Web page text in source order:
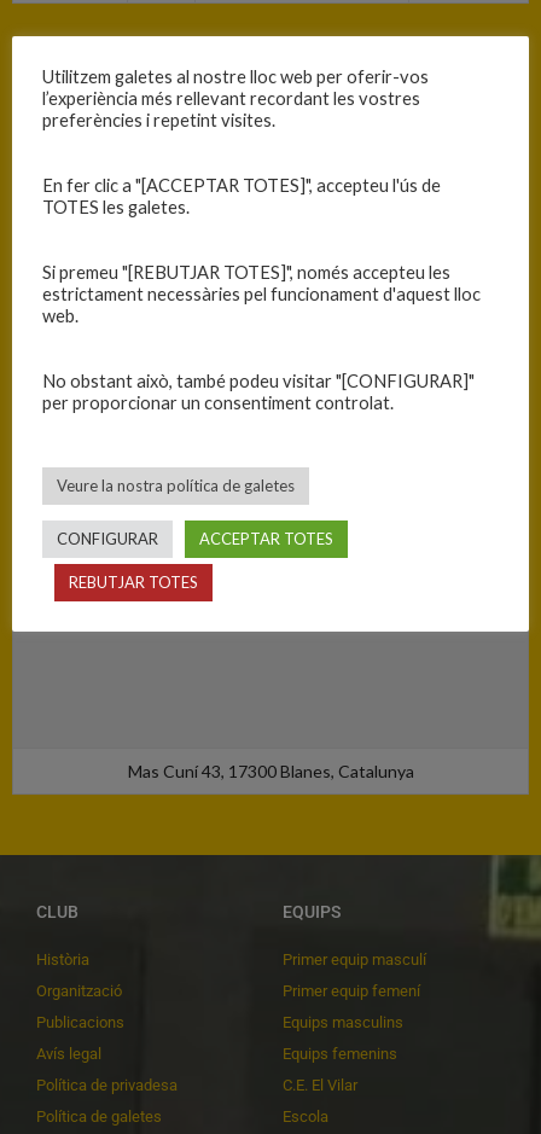
RESULTATS
Equip
CEEB Tordera
PISTA
Mas Cuní 43, 17300 Blanes, Catalunya
CLUB
Història
Organització
Publicacions
Avís legal
Política de privadesa
Política de galetes
EQUIPS
Primer equip masculí
Primer equip femení
Equips masculins
Equips femenins
C.E. El Vilar
Escola
Utilitzem galetes al nostre lloc web per oferir-vos
l’experiència més rellevant recordant les vostres
preferències i repetint visites.
En fer clic a "[ACCEPTAR TOTES]", accepteu l'ús de
TOTES les galetes.
Si premeu "[REBUTJAR TOTES]", només accepteu les
estrictament necessàries pel funcionament d'aquest lloc
web.
No obstant això, també podeu visitar "[CONFIGURAR]"
per proporcionar un consentiment controlat.
Veure la nostra política de galetes
CONFIGURAR ACCEPTAR TOTES
REBUTJAR TOTES